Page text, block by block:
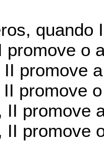
quando I
promove o
promove
promove
II promove
II promove